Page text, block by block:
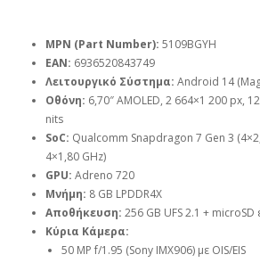
MPN (Part Number): 5109BGYH
EAN: 6936520843749
Λειτουργικό Σύστημα: Android 14
Οθόνη: 6,70″ AMOLED, 2 664×1 200 px,
nits
SoC: Qualcomm Snapdragon 7 Gen 3
4×1,80 GHz)
GPU: Adreno 720
Μνήμη: 8 GB LPDDR4X
Αποθήκευση: 256 GB UFS 2.1 + microSD
Κύρια Κάμερα:
50 MP f/1.95 (Sony IMX906) με OIS/EIS